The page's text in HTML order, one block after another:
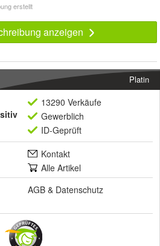
erstellt
anzeigen
Platin
13290 Verkäufe
Gewerblich
ID-Geprüft
Kontakt
Alle Artikel
AGB & Datenschutz